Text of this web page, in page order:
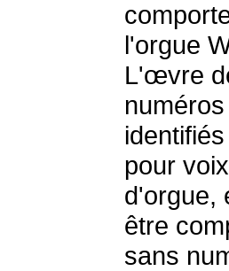
l'orgue
L'œvre
pour
d'orgue,
être
sans